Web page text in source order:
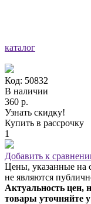
каталог
Код: 50832
В наличии
360 р.
Узнать скидку!
Купить в рассрочку
1
Добавить к
Цены, указанные на
не являются
Актуальность цен,
товары уточняйте